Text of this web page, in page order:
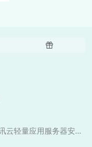
随
（文字待更新）重新出发：腾讯云轻量应用服务器安装aa面板、重装typecho